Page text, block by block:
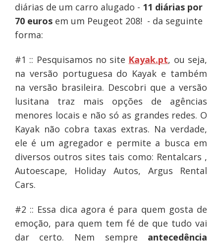
diárias de um carro alugado - 11 diárias por
70 eurosem um Peugeot 208! - da seguinte
forma:
#1 :: Pesquisamos no site Kayak.pt, ou seja,
na versão portuguesa do Kayak e também
na versão brasileira. Descobri que a versão
lusitana traz mais opções de agências
menores locais e não só as grandes redes. O
Kayak não cobra taxas extras. Na verdade,
ele é um agregador e permite a busca em
diversos outros sites tais como: Rentalcars ,
Autoescape, Holiday Autos, Argus Rental
Cars.
#2 :: Essa dica agora é para quem gosta de
emoção, para quem tem fé de que tudo vai
dar certo. Nem sempre antecedência